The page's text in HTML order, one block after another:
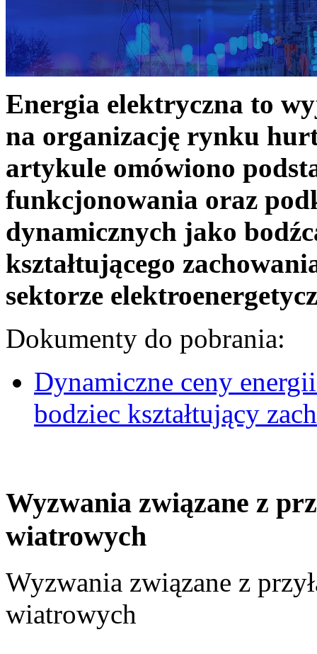
Energia elektryczna to
na organizację rynku
artykule omówiono
funkcjonowania oraz
dynamicznych jako
kształtującego
sektorze
Dokumenty do pobrania:
Dynamiczne ceny
bodziec kształtujący
Wyzwania związane z
wiatrowych
Wyzwania związane z
wiatrowych